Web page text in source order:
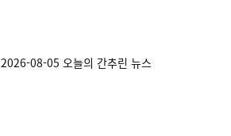
2026-08-05 오늘의 간추린 뉴스